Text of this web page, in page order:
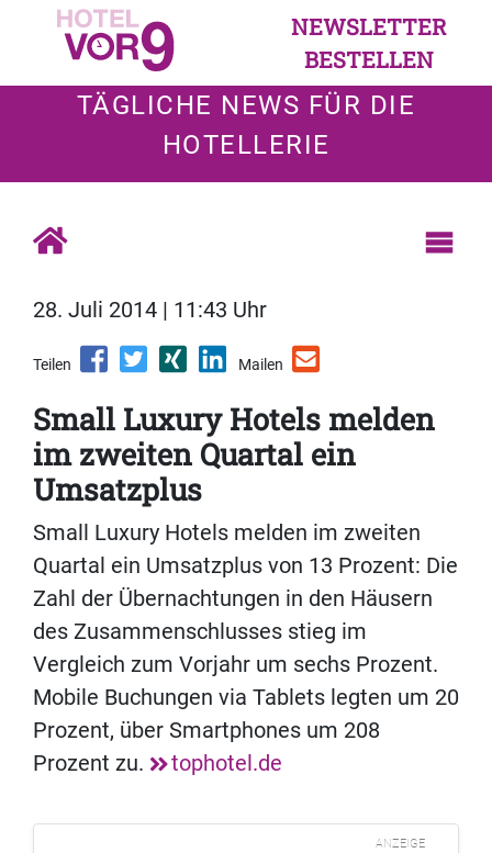
NEWSLETTER
BESTELLEN
TÄGLICHE NEWS FÜR DIE
HOTELLERIE
28. Juli 2014 | 11:43 Uhr
Teilen Mailen
Small Luxury Hotels melden
im zweiten Quartal ein
Umsatzplus
Small Luxury Hotels melden im zweiten
Quartal ein Umsatzplus von 13 Prozent: Die
Zahl der Übernachtungen in den Häusern
des Zusammenschlusses stieg im
Vergleich zum Vorjahr um sechs Prozent.
Mobile Buchungen via Tablets legten um 20
Prozent, über Smartphones um 208
Prozent zu.
tophotel.de
ANZEIGE